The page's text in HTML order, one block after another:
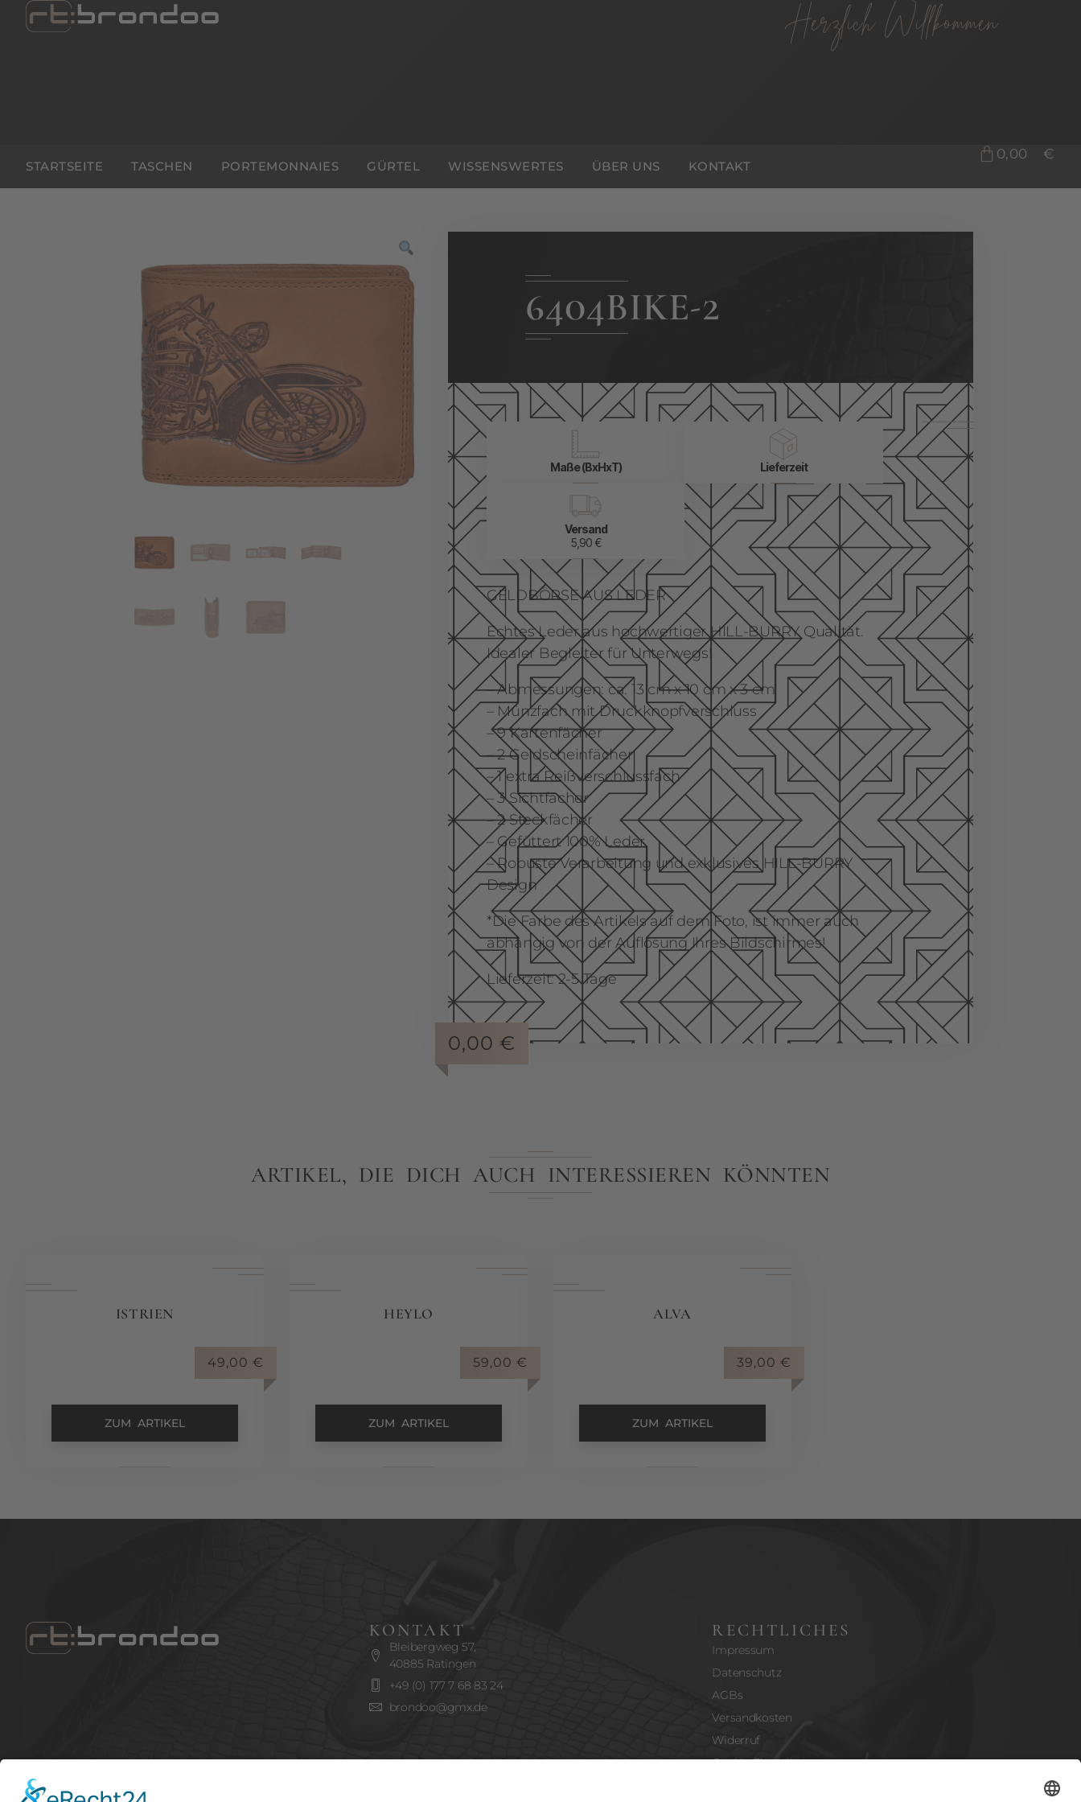
Herzlich Willkommen
STARTSEITE TASCHEN PORTEMONNAIES GÜRTEL WISSENSWERTES ÜBER UNS KONTAKT
0,00 €
6404BIKE-2
Maße (BxHxT) Lieferzeit
Versand
5,90 €
GELDBÖRSE AUS LEDER
Echtes Leder aus hochwertiger HILL-BURRY Qualität.
Idealer Begleiter für Unterwegs!
– Abmessungen: ca. 13 cm x 10 cm x 3 cm
– Münzfach mit Druckknopfverschluss
– 9 Kartenfächer
– 2 Geldscheinfächer
– 1 extra Reißverschlussfach
– 3 Sichtfächer
– 2 Steckfächer
– Gefüttert 100% Leder
– Robuste Verarbeitung und exklusives HILL-BURRY
Design
*Die Farbe des Artikels auf dem Foto, ist immer auch
abhängig von der Auflösung Ihres Bildschirmes!
Lieferzeit: 2-5 Tage
0,00 €
ARTIKEL, DIE DICH AUCH INTERESSIEREN KÖNNTEN
ISTRIEN
49,00 €
ZUM ARTIKEL
HEYLO
59,00 €
ZUM ARTIKEL
ALVA
39,00 €
ZUM ARTIKEL
KONTAKT
Bleibergweg 57,
40885 Ratingen
+49 (0) 177 7 68 83 24
brondoo@gmx.de
RECHTLICHES
Impressum
Datenschutz
AGBs
Versandkosten
Widerruf
Cookie-Einstellungen